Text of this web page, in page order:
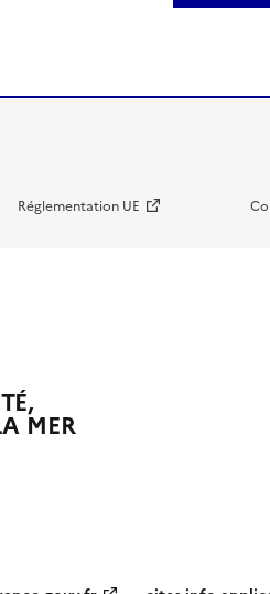
Réglementation UE
MER